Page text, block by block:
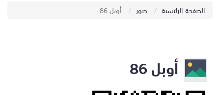
الصفحة الرئيسية صور أوبل 86
أوبل 86